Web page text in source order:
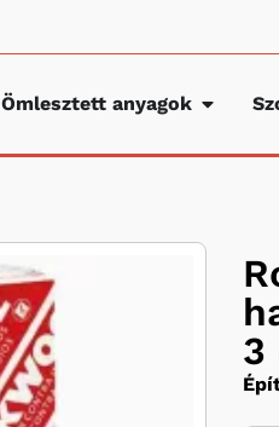
Ömlesztett anyagok
3